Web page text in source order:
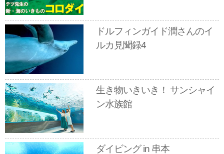
ドルフィンガイド潤さんのイ
ルカ見聞録4
生き物いきいき！ サンシャイ
ン水族館
ダイビング in 串本